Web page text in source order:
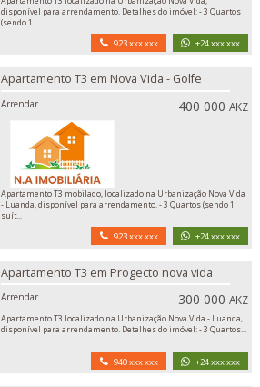
disponível para arrendamento. Detalhes do imóvel: - 3 Quartos
(sendo 1...
923 xxx xxx +24 xxx xxx
Apartamento T3 em Nova Vida - Golfe
Arrendar 400 000AKZ
Apartamento T3 mobilado, localizado na Urbanização Nova Vida
- Luanda, disponível para arrendamento. - 3 Quartos (sendo 1
suít...
923 xxx xxx +24 xxx xxx
Apartamento T3 em Progecto nova vida
Arrendar 300 000AKZ
Apartamento T3 localizado na Urbanização Nova Vida - Luanda,
disponível para arrendamento. Detalhes do imóvel: - 3 Quartos...
940 xxx xxx +24 xxx xxx